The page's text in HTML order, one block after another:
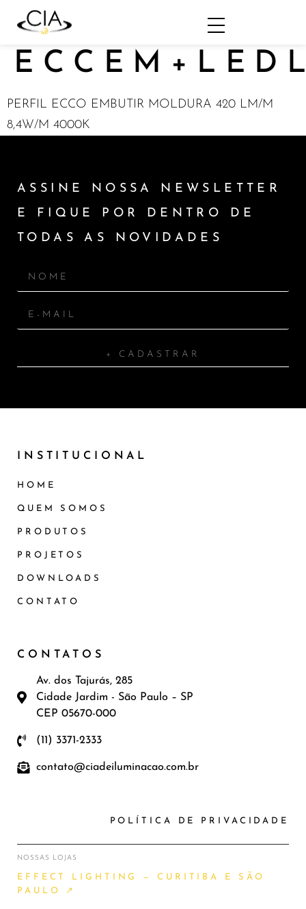
PERFIL ECCO EMBUTIR MOLDURA 420 LM/M
8,4W/M 4000K
ASSINE NOSSA NEWSLETTER
E FIQUE POR DENTRO DE
TODAS AS NOVIDADES
+ CADASTRAR
INSTITUCIONAL
HOME
QUEM SOMOS
PRODUTOS
PROJETOS
DOWNLOADS
CONTATO
CONTATOS
Av. dos Tajurás, 285
Cidade Jardim - São Paulo – SP
CEP 05670-000
(11) 3371-2333
contato@ciadeiluminacao.com.br
POLÍTICA DE PRIVACIDADE
NOSSAS LOJAS
EFFECT LIGHTING — CURITIBA E SÃO
PAULO ↗